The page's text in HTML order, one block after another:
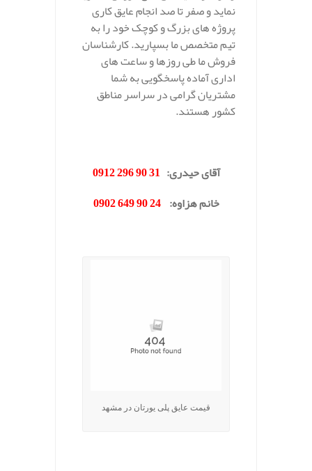
نماید و صفر تا صد انجام عایق کاری
پروژه های بزرگ و کوچک خود را به
تیم متخصص ما بسپارید. کارشناسان
فروش ما طی روزها و ساعت های
اداری آماده پاسخگویی به شما
مشتریان گرامی در سراسر مناطق
کشور هستند.
آقای حیدری:
31 90 296 0912
خانم هزاوه:
24 90 649 0902
قیمت عایق پلی یورتان در مشهد